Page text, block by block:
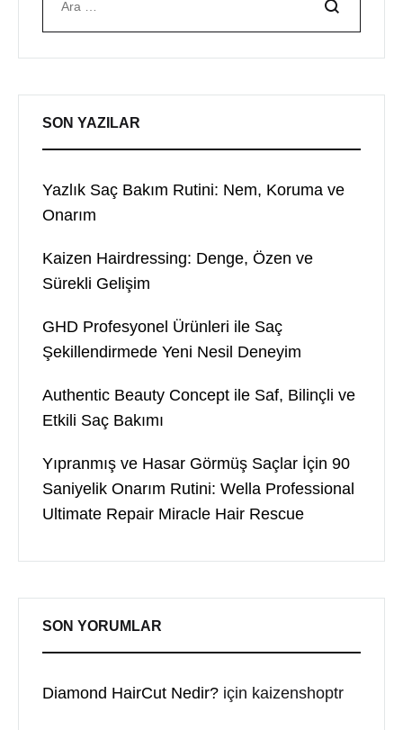
Ara
SON YAZILAR
Yazlık Saç Bakım Rutini: Nem, Koruma ve
Onarım
Kaizen Hairdressing: Denge, Özen ve
Sürekli Gelişim
GHD Profesyonel Ürünleri ile Saç
Şekillendirmede Yeni Nesil Deneyim
Authentic Beauty Concept ile Saf, Bilinçli ve
Etkili Saç Bakımı
Yıpranmış ve Hasar Görmüş Saçlar İçin 90
Saniyelik Onarım Rutini: Wella Professional
Ultimate Repair Miracle Hair Rescue
SON YORUMLAR
Diamond HairCut Nedir? için kaizenshoptr